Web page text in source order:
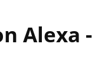
Alexa -